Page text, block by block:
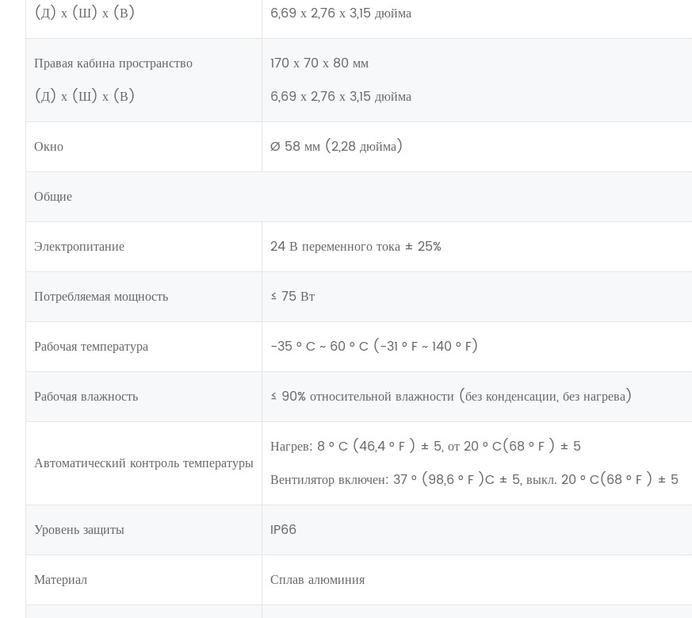
(Д) х (Ш) х (В)
6,69 х 2,76 х 3,15 дюйма
Правая кабина пространство
(Д) х (Ш) х (В)
170 х 70 х 80 мм
6,69 х 2,76 х 3,15 дюйма
Окно Ø 58 мм (2,28 дюйма)
Общие
Электропитание 24 В переменного тока ± 25%
Потребляемая мощность ≤ 75 Вт
Рабочая температура -35 ° C ~ 60 ° C (-31 ° F ~ 140 ° F)
Рабочая влажность ≤ 90% относительной влажности (без конденсации, без нагрева)
Автоматический контроль температуры
Нагрев: 8 ° C (46,4 ° F ) ± 5, от 20 ° C(68 ° F ) ± 5
Вентилятор включен: 37 ° (98,6 ° F )C ± 5, выкл. 20 ° C(68 ° F ) ± 5
Уровень защиты IP66
Материал Сплав алюминия